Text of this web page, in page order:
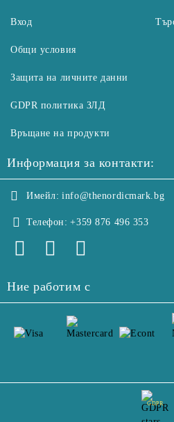
Вход
Общи условия
Защита на личните данни
GDPR политика ЗЛД
Връщане на продукти
Информация за контакти:
Имейл: info@thenordicmark.bg
Телефон: +359 876 496 353
Ние работим с
GDPR